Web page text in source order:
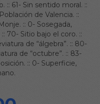
:: 61- Sin sentido moral. ::
de Valencia. ::
:: 0- Sosegada,
:: 70- Sitio bajo el coro. ::
de “álgebra”. :: 80-
de “octubre”. :: 83-
:: 0- Superficie,